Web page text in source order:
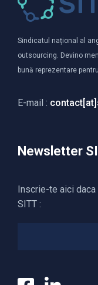
Sindicatul național al
outsourcing. Devino
bună reprezentare
E-mail :
Newsletter
Inscrie-te aici
SITT :